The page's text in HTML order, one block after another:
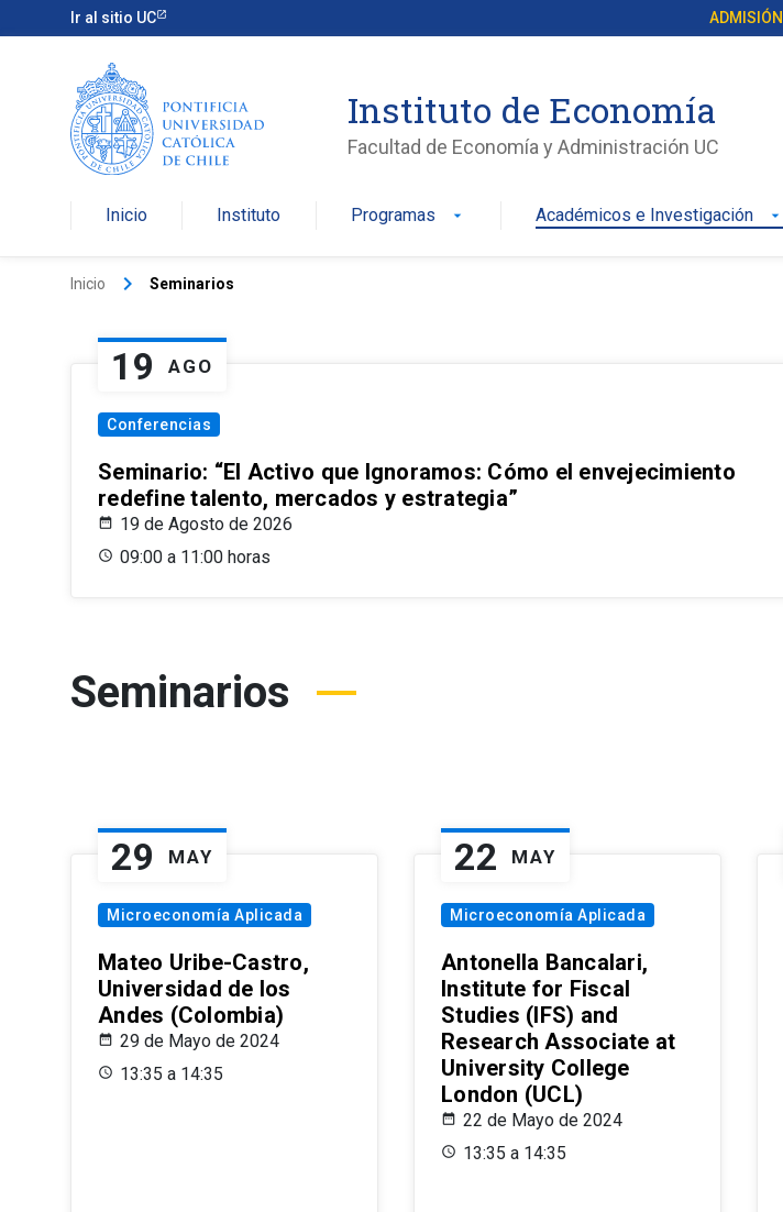
Ir al sitio UC ADMISIÓN
Instituto de Economía
Facultad de Economía y Administración UC
Inicio Instituto Programas arrow_drop_down Académicos e Investigación arrow_drop_down
Inicio keyboard_arrow_right Seminarios
19 AGO
Conferencias
Seminario: “El Activo que Ignoramos: Cómo el envejecimiento
redefine talento, mercados y estrategia”
19 de Agosto de 2026
09:00 a 11:00 horas
Seminarios
29 MAY
Microeconomía Aplicada
Mateo Uribe-Castro,
Universidad de los
Andes (Colombia)
29 de Mayo de 2024
13:35 a 14:35
22 MAY
Microeconomía Aplicada
Antonella Bancalari,
Institute for Fiscal
Studies (IFS) and
Research Associate at
University College
London (UCL)
22 de Mayo de 2024
13:35 a 14:35